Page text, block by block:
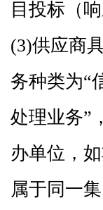
目投标（
(3)供应商
务种类为“
处理业务”
办单位，
属于同一